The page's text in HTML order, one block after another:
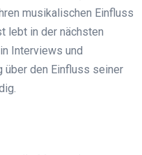
musikalischen Einfluss
lebt in der nächsten
Interviews und
den Einfluss seiner